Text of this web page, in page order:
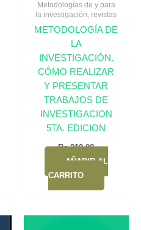
Metodologías de y para
la investigación, revistas
METODOLOGÍA DE
LA
INVESTIGACIÓN.
CÓMO REALIZAR
Y PRESENTAR
TRABAJOS DE
INVESTIGACION
5TA. EDICION
Bs.210,00
AÑADIR AL
CARRITO